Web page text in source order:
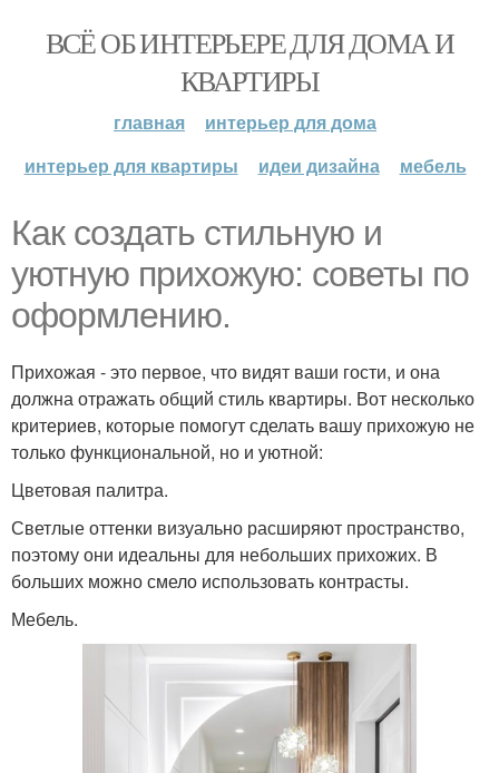
ВСЁ ОБ ИНТЕРЬЕРЕ ДЛЯ ДОМА И
КВАРТИРЫ
главная
интерьер для дома
интерьер для квартиры
идеи дизайна мебель
Как создать стильную и
уютную прихожую: советы по
оформлению.
Прихожая - это первое, что видят ваши гости, и она
должна отражать общий стиль квартиры. Вот несколько
критериев, которые помогут сделать вашу прихожую не
только функциональной, но и уютной:
Цветовая палитра.
Светлые оттенки визуально расширяют пространство,
поэтому они идеальны для небольших прихожих. В
больших можно смело использовать контрасты.
Мебель.